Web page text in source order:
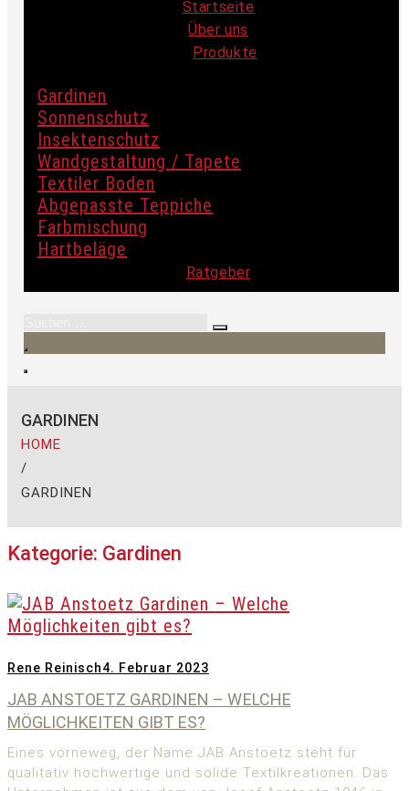
Startseite
Über uns
Produkte
Gardinen
Sonnenschutz
Insektenschutz
Wandgestaltung / Tapete
Textiler Boden
Abgepasste Teppiche
Farbmischung
Hartbeläge
Ratgeber
GARDINEN
HOME
/
GARDINEN
Kategorie: Gardinen
Rene Reinisch4. Februar 2023
JAB ANSTOETZ GARDINEN – WELCHE
MÖGLICHKEITEN GIBT ES?
Eines vorneweg, der Name JAB Anstoetz steht für
qualitativ hochwertige und solide Textilkreationen. Das